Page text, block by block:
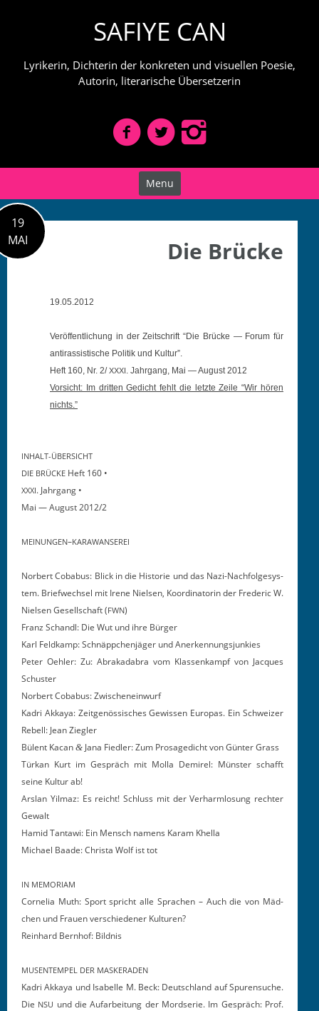
SAFIYE CAN
Lyrikerin, Dichterin der konkreten und visuellen Poesie,
Autorin, literarische Übersetzerin
Menu
19
MAI
Die Brücke
19.05.2012
Veröf­fentlichung in der Zeitschrift “Die Brücke — Forum für
anti­ras­sis­tis­che Poli­tik und Kultur”.
Heft 160, Nr. 2/XXXI. Jahrgang, Mai — August 2012
Vor­sicht: Im drit­ten Gedicht fehlt die let­zte Zeile “Wir hören
nichts.”
INHALT-ÜBERSICHT
DIE BRÜCKE Heft 160 •
XXXI. Jahrgang •
Mai — August 2012/2
MEINUNGEN–KARAWANSEREI
Nor­bert Cob­a­bus: Blick in die His­to­rie und das Nazi-Nach­folgesys­
tem. Briefwech­sel mit Irene Nielsen, Koor­di­na­torin der Fred­er­ic W.
Nielsen Gesellschaft (FWN)
Franz Schan­dl: Die Wut und ihre Bürger
Karl Feld­kamp: Schnäp­pchen­jäger und Anerkennungsjunkies
Peter Oehler: Zu: Abrakadabra vom Klassenkampf von Jacques
Schuster
Nor­bert Cob­a­bus: Zwischeneinwurf
Kadri Akkaya: Zeit­genös­sis­ches Gewis­sen Europas. Ein Schweiz­er
Rebell: Jean Ziegler
Bülent Kacan & Jana Fiedler: Zum Prosagedicht von Gün­ter Grass
Türkan Kurt im Gespräch mit Mol­la Demirel: Mün­ster schafft
seine Kul­tur ab!
Arslan Yil­maz: Es reicht! Schluss mit der Ver­harm­lo­sung rechter
Gewalt
Hamid Tanta­wi: Ein Men­sch namens Karam Khella
Michael Baade: Christa Wolf ist tot
IN MEMORIAM
Cor­nelia Muth: Sport spricht alle Sprachen – Auch die von Mäd­
chen und Frauen ver­schieden­er Kulturen?
Rein­hard Bern­hof: Bildnis
MUSENTEMPEL DER MASKERADEN
Kadri Akkaya und Isabelle M. Beck: Deutsch­land auf Spuren­suche.
Die NSU und die Aufar­beitung der Mord­serie. Im Gespräch: Prof.